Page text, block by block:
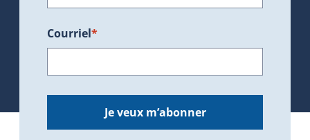
Courriel*
Je veux m’abonner